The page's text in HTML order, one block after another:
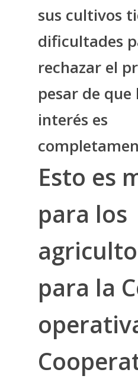
sus cultivos
dificultades
rechazar el
pesar de que
interés es
Esto es
para los
para la